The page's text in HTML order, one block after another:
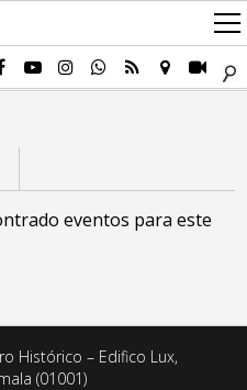
eventos para este
Histórico – Edifico Lux,
(01001)